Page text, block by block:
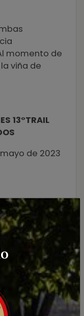
momento de
viña de
13°TRAIL
de 2023
de 2023
sí se